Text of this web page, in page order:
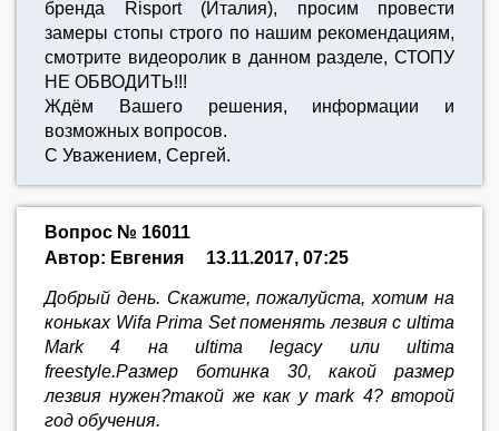
бренда Risport (Италия), просим провести
замеры стопы строго по нашим рекомендациям,
смотрите видеоролик в данном разделе, СТОПУ
НЕ ОБВОДИТЬ!!!
Ждём Вашего решения, информации и
возможных вопросов.
С Уважением, Сергей.
Вопрос № 16011
Автор: Евгения
13.11.2017, 07:25
Добрый день. Скажите, пожалуйста, хотим на
коньках Wifa Prima Set поменять лезвия с ultima
Mark 4 на ultima legacy или ultima
freestyle.Размер ботинка 30, какой размер
лезвия нужен?такой же как у mark 4? второй
год обучения.